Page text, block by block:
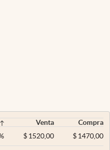
Venta
Compra
$ 1520,00 $1470,00